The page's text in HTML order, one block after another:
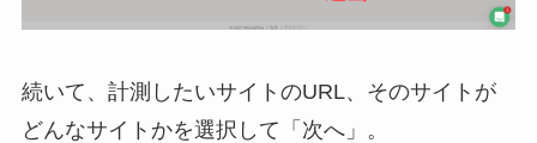
続いて、計測したいサイトのURL、そのサイトが
どんなサイトかを選択して「次へ」。